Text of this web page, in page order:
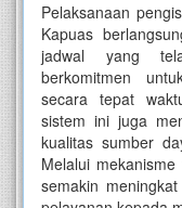
Pelaksanaan
Kapuas
jadwal yang
berkomitmen
secara tepat
sistem ini juga
kualitas sumber
Melalui
semakin